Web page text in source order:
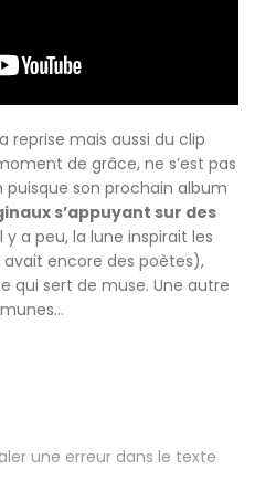
reprise mais aussi du clip
de grâce, ne s’est pas
son prochain album
s’appuyant sur des
y a peu, la lune inspirait les
encore des poètes),
qui sert de muse. Une autre
une erreur dans le texte